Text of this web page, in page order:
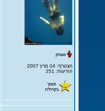
הצטרף: 04 מרץ 2007
הודעות: 251